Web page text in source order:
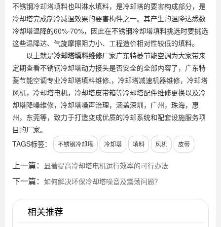
不锈钢冷却塔填料也叫淋水填料，是冷却塔的要害构成部分，是
冷却塔完成制冷减温效果的要害构件之一。其产生的温降达悉数
冷却塔温降的60%-70%，因此在不锈钢冷却塔填料挑选时要挑选
这些温降达、气旋摩擦阻力小、工程造价相对性较低的填料。
以上就是冷却塔填料维修厂家广东特菱节能空调为大家带来
定期查看不锈钢冷却塔动力接头是否安全的全部内容了，广东特
菱节能空调专业冷却塔填料维修,，冷却塔减速机器维修，冷却塔
风机，冷却塔电机，冷却塔皮带箱等冷却塔配件维修更换以及冷
却塔降噪维修，冷却塔噪声治理，涵盖深圳，广州，珠海，惠
州，东莞等，致力于打造变成优质的冷却系统和配套设施服务项
目的厂家。
TAGS标签：
不锈钢冷却塔 冷却塔 填料 风机 皮带
上一篇： 显著提高冷却塔电机运行效率的可行办法
下一篇： 如何解决环保冷却塔噪音及震荡问题？
相关推荐